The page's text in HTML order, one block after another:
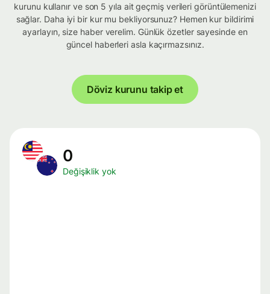
kurunu kullanır ve son 5 yıla ait geçmiş verileri görüntülemenizi
sağlar. Daha iyi bir kur mu bekliyorsunuz? Hemen kur bildirimi
ayarlayın, size haber verelim. Günlük özetler sayesinde en
güncel haberleri asla kaçırmazsınız.
Döviz kurunu takip et
0
Değişiklik yok